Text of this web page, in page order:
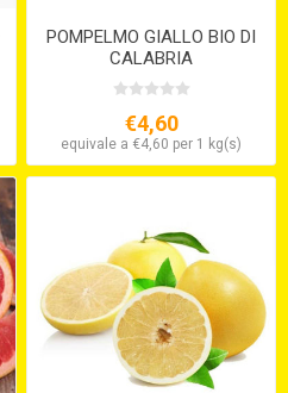
POMPELMO GIALLO BIO DI
CALABRIA
€4,60
equivale a €4,60 per 1 kg(s)